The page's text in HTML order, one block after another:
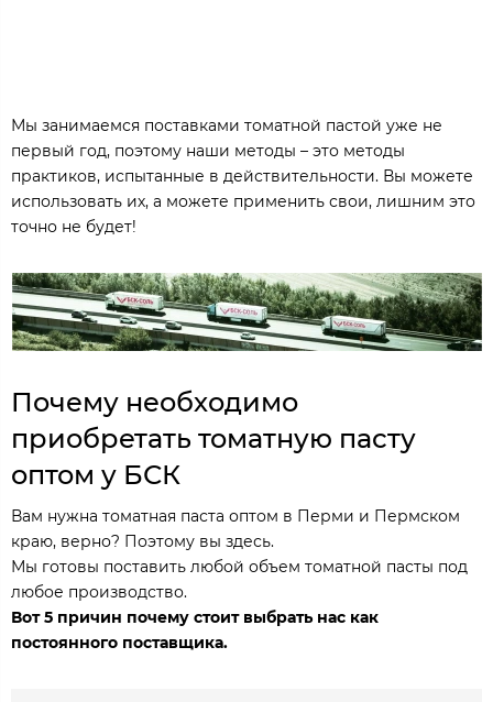
Мы занимаемся поставками томатной пастой уже не
первый год, поэтому наши методы – это методы
практиков, испытанные в действительности. Вы можете
использовать их, а можете применить свои, лишним это
точно не будет!
Почему необходимо
приобретать томатную пасту
оптом у БСК
Вам нужна томатная паста оптом в Перми и Пермском
краю, верно? Поэтому вы здесь.
Мы готовы поставить любой объем томатной пасты под
любое производство.
Вот 5 причин почему стоит выбрать нас как
постоянного поставщика.